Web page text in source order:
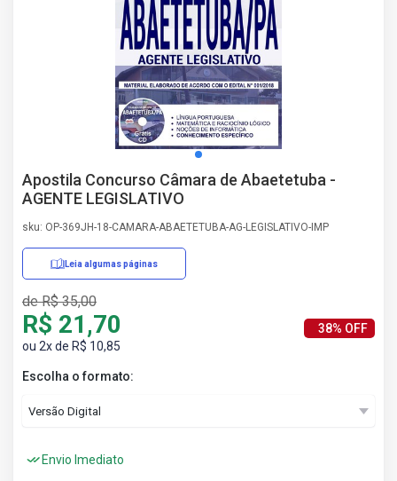
Apostila Concurso Câmara de Abaetetuba -
AGENTE LEGISLATIVO
sku: OP-369JH-18-CAMARA-ABAETETUBA-AG-LEGISLATIVO-IMP
Leia algumas páginas
de R$ 35,00
R$ 21,70
ou 2x de R$ 10,85
38% OFF
Escolha o formato:
Envio Imediato